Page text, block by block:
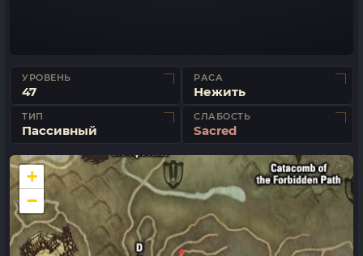
УРОВЕНЬ
47
РАСА
Нежить
ТИП
Пассивный
СЛАБОСТЬ
Sacred
+
−